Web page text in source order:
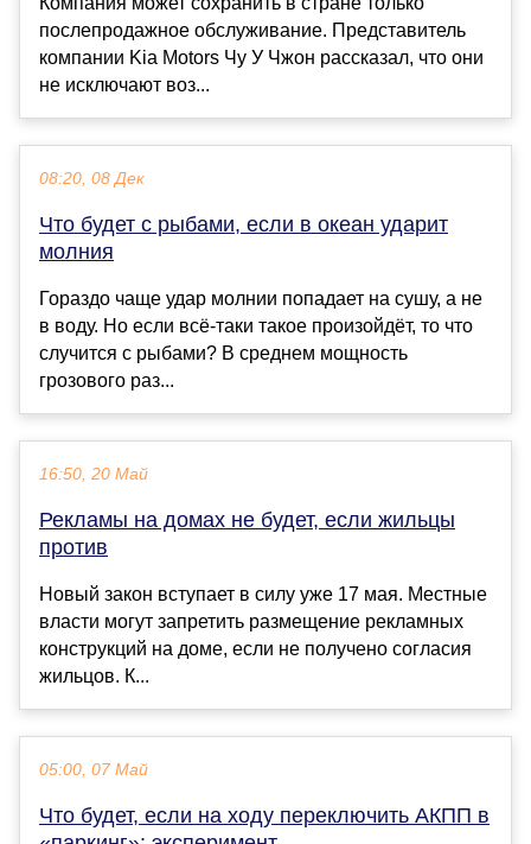
послепродажное обслуживание. Представитель
компании Kia Motors Чу У Чжон рассказал, что они
не исключают воз...
08:20, 08 Дек
Что будет с рыбами, если в океан ударит
молния
Гораздо чаще удар молнии попадает на сушу, а не
в воду. Но если всё-таки такое произойдёт, то что
случится с рыбами? В среднем мощность
грозового раз...
16:50, 20 Май
Рекламы на домах не будет, если жильцы
против
Новый закон вступает в силу уже 17 мая. Местные
власти могут запретить размещение рекламных
конструкций на доме, если не получено согласия
жильцов. К...
05:00, 07 Май
Что будет, если на ходу переключить АКПП в